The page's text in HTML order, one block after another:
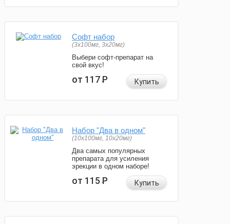
Софт набор
(3x100мг, 3x20мг)
Выбери софт-препарат на
свой вкус!
от 117Р Купить
Набор "Два в одном"
(10x100мг, 10x20мг)
Два самых популярных
препарата для усиления
эрекции в одном наборе!
от 115Р Купить